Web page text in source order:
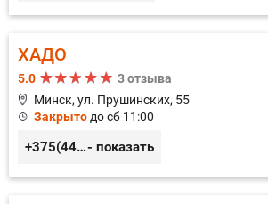
ХАДО
5.0
3 отзыва
Минск, ул. Прушинских, 55
Закрыто до сб 11:00
+375(44) 559-27-77- показать